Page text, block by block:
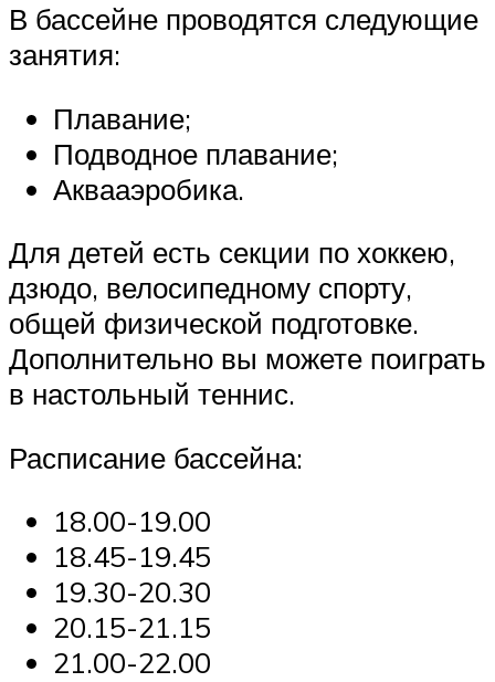
В бассейне проводятся следующие
занятия:
Плавание;
Подводное плавание;
Аквааэробика.
Для детей есть секции по хоккею,
дзюдо, велосипедному спорту,
общей физической подготовке.
Дополнительно вы можете поиграть
в настольный теннис.
Расписание бассейна:
18.00-19.00
18.45-19.45
19.30-20.30
20.15-21.15
21.00-22.00